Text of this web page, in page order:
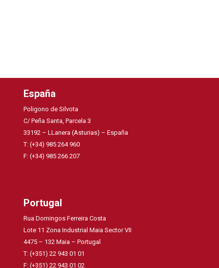
España
Poligono de Silvota
C/ Peña Santa, Parcela 3
33192 – LLanera (Asturias) – España
T: (+34) 985 264 960
F: (+34) 985 266 207
Portugal
Rua Domingos Ferreira Costa
Lote 11 Zona Industrial Maia Sector VII
4475 – 132 Maia – Portugal
T: (+351) 22 943 01 01
F: (+351) 22 943 01 02